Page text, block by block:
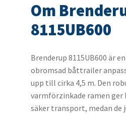
Om
8115UB600
Brenderup 8115UB600 är
obromsad båttrailer
upp till cirka 4,5 m. Den
varmförzinkade ramen ger
säker transport, medan de